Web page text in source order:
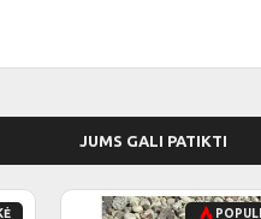
JUMS GALI PATIKTI